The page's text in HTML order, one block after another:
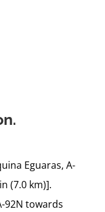
Eguaras, A-
(7.0 km)].
92N towards